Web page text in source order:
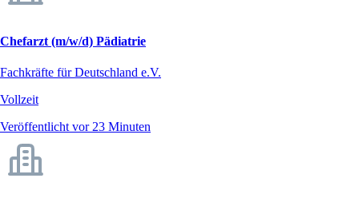
Chefarzt (m/w/d) Pädiatrie
Fachkräfte für Deutschland e.V.
Vollzeit
Veröffentlicht vor 23 Minuten